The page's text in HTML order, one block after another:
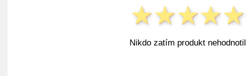
Nikdo zatím produkt nehodnotil